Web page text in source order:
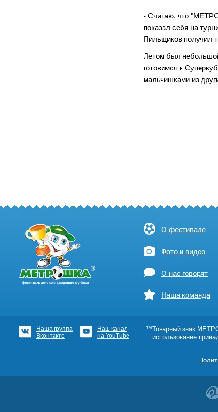
- Считаю, что
показал себя на
Пильщиков получил
Летом был
готовимся к
мальчишками из
О фестивале
Фото и видео
О нас говорят
Наша команда
Наша группа
Вконтакте
Наш канал
на YouTube
™Товарный знак
использование